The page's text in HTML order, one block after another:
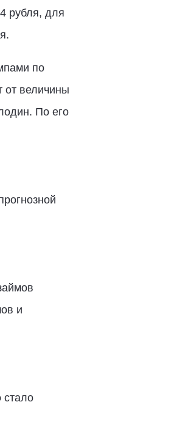
рубля, для
по
от величины
По его
и
стало